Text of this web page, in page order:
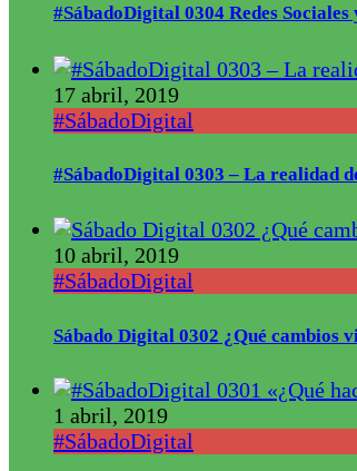
#SábadoDigital 0304 Redes
17 abril, 2019
#SábadoDigital
#SábadoDigital 0303 – La realidad
10 abril, 2019
#SábadoDigital
Sábado Digital 0302 ¿Qué cambios
1 abril, 2019
#SábadoDigital